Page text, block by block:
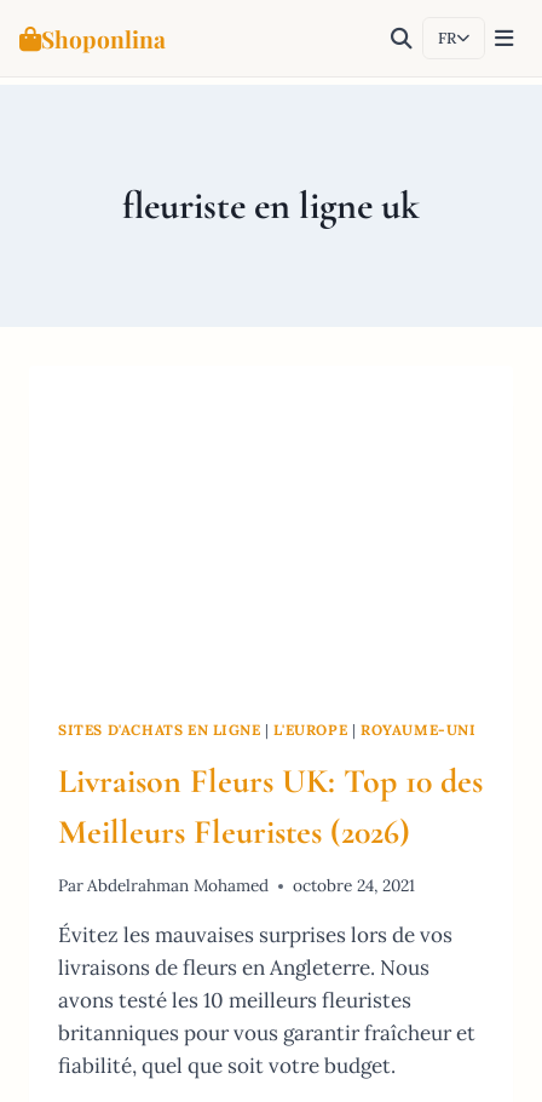
Shoponlina FR
fleuriste en ligne uk
SITES D'ACHATS EN LIGNE |L'EUROPE |ROYAUME-UNI
Livraison Fleurs UK: Top 10 des
Meilleurs Fleuristes (2026)
ParAbdelrahman Mohamed octobre 24, 2021
Évitez les mauvaises surprises lors de vos
livraisons de fleurs en Angleterre. Nous
avons testé les 10 meilleurs fleuristes
britanniques pour vous garantir fraîcheur et
fiabilité, quel que soit votre budget.